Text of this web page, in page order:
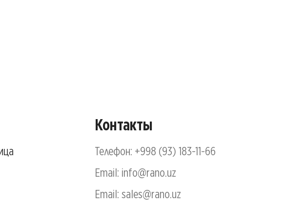
Контакты
Телефон: +998 (93) 183-11-66
Email: info@rano.uz
Email: sales@rano.uz